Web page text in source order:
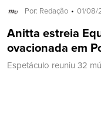
Por: Redação 01/08/
Anitta estreia
ovacionada em
Espetáculo reuniu 32